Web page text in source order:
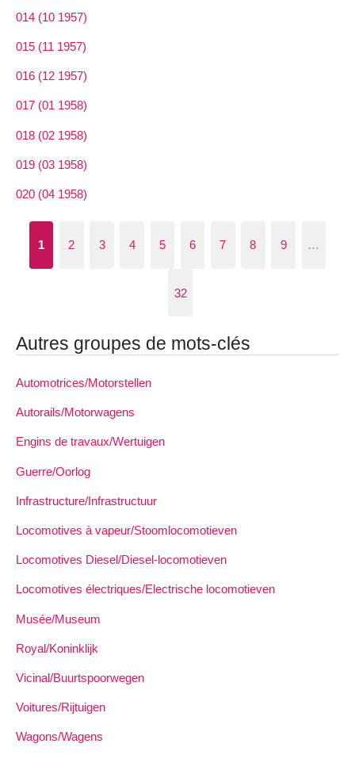
014 (10 1957)
015 (11 1957)
016 (12 1957)
017 (01 1958)
018 (02 1958)
019 (03 1958)
020 (04 1958)
1 2 3 4 5 6 7 8 9 …
32
Autres groupes de mots-clés
Automotrices/Motorstellen
Autorails/Motorwagens
Engins de travaux/Wertuigen
Guerre/Oorlog
Infrastructure/Infrastructuur
Locomotives à vapeur/Stoomlocomotieven
Locomotives Diesel/Diesel-locomotieven
Locomotives électriques/Electrische locomotieven
Musée/Museum
Royal/Koninklijk
Vicinal/Buurtspoorwegen
Voitures/Rijtuigen
Wagons/Wagens